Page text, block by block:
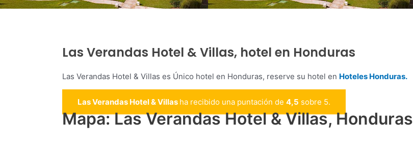
Las Verandas Hotel & Villas, hotel en Honduras
Las Verandas Hotel & Villas es Único hotel en Honduras, reserve su hotel en Hoteles Honduras.
Las Verandas Hotel & Villas ha recibido una puntación de 4,5 sobre 5.
Mapa: Las Verandas Hotel & Villas, Honduras